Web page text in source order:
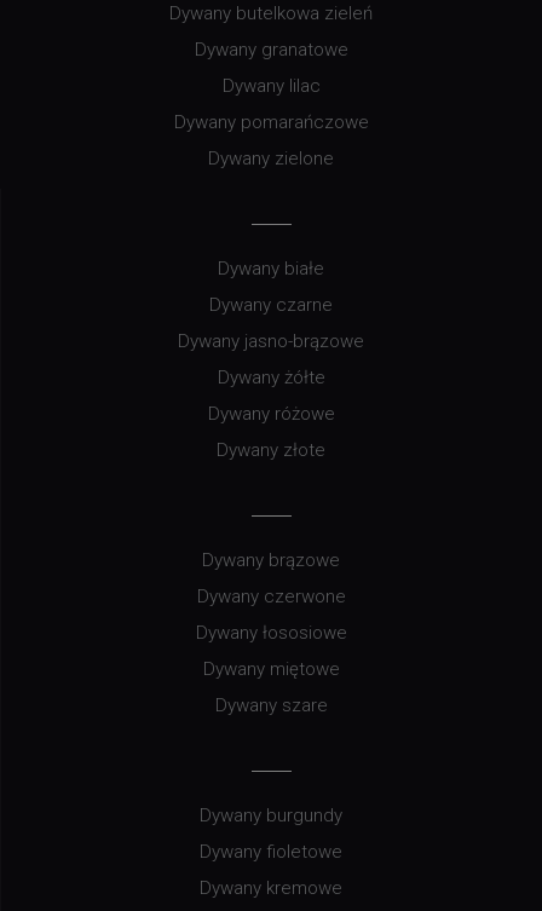
Dywany butelkowa zieleń
Dywany granatowe
Dywany lilac
Dywany pomarańczowe
Dywany zielone
Dywany białe
Dywany czarne
Dywany jasno-brązowe
Dywany żółte
Dywany różowe
Dywany złote
Dywany brązowe
Dywany czerwone
Dywany łososiowe
Dywany miętowe
Dywany szare
Dywany burgundy
Dywany fioletowe
Dywany kremowe